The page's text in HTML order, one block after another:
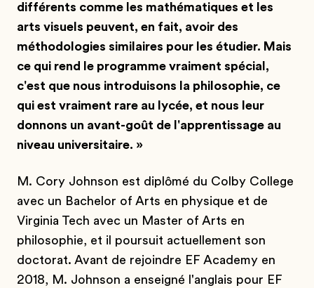
différents comme les mathématiques et les
arts visuels peuvent, en fait, avoir des
méthodologies similaires pour les étudier. Mais
ce qui rend le programme vraiment spécial,
c'est que nous introduisons la philosophie, ce
qui est vraiment rare au lycée, et nous leur
donnons un avant-goût de l'apprentissage au
niveau universitaire. »
M. Cory Johnson est diplômé du Colby College
avec un Bachelor of Arts en physique et de
Virginia Tech avec un Master of Arts en
philosophie, et il poursuit actuellement son
doctorat. Avant de rejoindre EF Academy en
2018, M. Johnson a enseigné l'anglais pour EF